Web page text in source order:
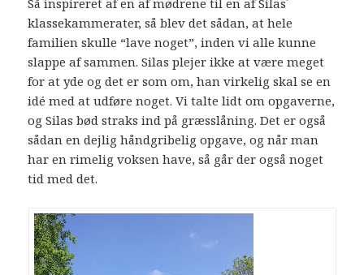
klassekammerater, så blev det sådan, at hele
familien skulle “lave noget”, inden vi alle kunne
slappe af sammen. Silas plejer ikke at være meget
for at yde og det er som om, han virkelig skal se en
idé med at udføre noget. Vi talte lidt om opgaverne,
og Silas bød straks ind på græsslåning. Det er også
sådan en dejlig håndgribelig opgave, og når man
har en rimelig voksen have, så går der også noget
tid med det.